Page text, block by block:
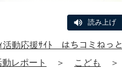
読み上げ
活動応援ｻｲﾄ はちコミねっと
動レポート ＞ こども ＞